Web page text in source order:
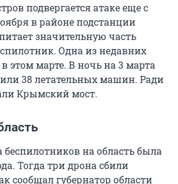
подвергается атаке еще с
в районе подстанции
значительную часть
Одна из недавних
этом марте. В ночь на 3 марта
38 летательных машин. Ради
Крымский мост.
беспилотников на область была
Тогда три дрона сбили
сообщал губернатор области